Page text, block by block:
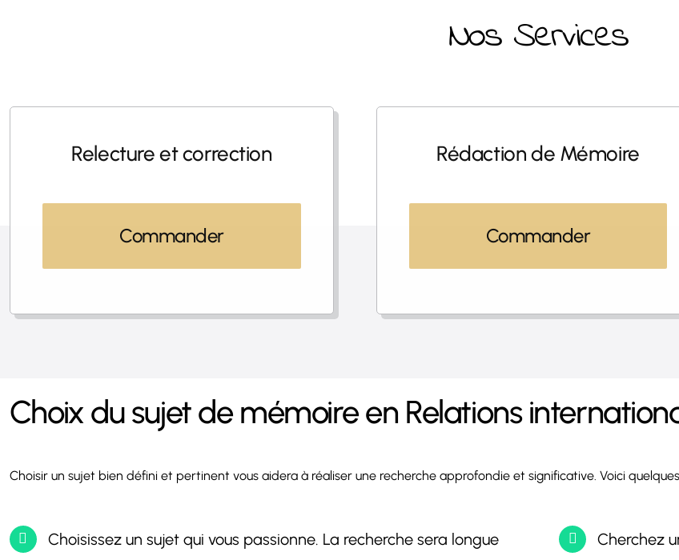
Nos Services
Relecture et correction
Commander
Rédaction de Mémoire
Commander
Choix du sujet de mémoire en Relations
Choisir un sujet bien défini et pertinent vous aidera à réaliser une recherche approfondie et significative. Voici
Choisissez un sujet qui vous passionne. La recherche sera longue
Cherchez